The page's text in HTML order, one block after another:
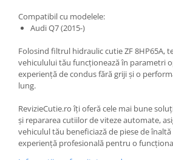
Compatibil cu modelele:
Audi Q7 (2015-)
Folosind filtrul hidraulic cutie ZF 8HP65A,
vehiculului tău funcționează în parametri
experiență de condus fără griji și o
lung.
RevizieCutie.ro îți oferă cele mai bune
și repararea cutiilor de viteze automate,
vehiculul tău beneficiază de piese de
experiență profesională pentru o